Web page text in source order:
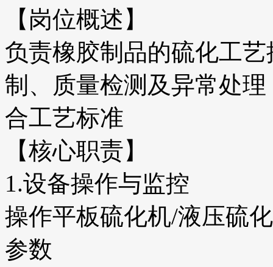
【岗位概述】
负责橡胶制品的硫化工
制、质量检测及异常处
合工艺标准
【核心职责】
1.设备操作与监控
操作平板硫化机/液压硫
参数